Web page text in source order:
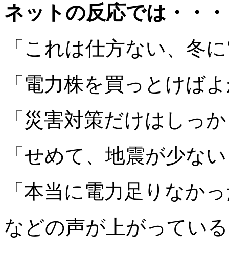
ネットの反応では・・・
「これは仕方ない、冬
「電力株を買っとけば
「災害対策だけはしっ
「せめて、地震が少な
「本当に電力足りなか
などの声が上がってい